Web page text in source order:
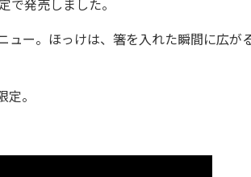
ー。ほっけは、箸を入れた瞬間に広が
。